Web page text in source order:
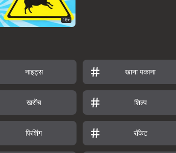
16+
नाइट्स खाना पकाना
खरोंच शिल्प
फिशिंग रॉकेट